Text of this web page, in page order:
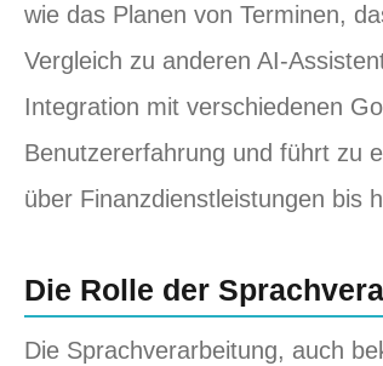
wie das Planen von Terminen,
Vergleich zu anderen AI-
Integration mit verschiedenen
Benutzererfahrung und führt zu
über Finanzdienstleistungen bis
Die Rolle der
Die Sprachverarbeitung, auch